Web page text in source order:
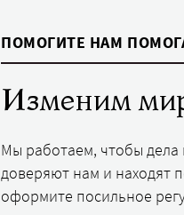
ПОМОГИТЕ НАМ
Изменим
Мы работаем, чтобы
доверяют нам и находят
оформите посильное